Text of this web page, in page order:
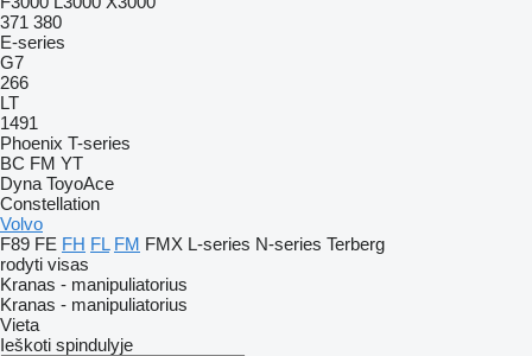
371 380
E-series
G7
266
LT
1491
Phoenix T-series
BC FM YT
Dyna ToyoAce
Constellation
Volvo
F89 FE FH FL FM FMX L-series N-series Terberg
rodyti visas
Kranas - manipuliatorius
Kranas - manipuliatorius
Vieta
Ieškoti spindulyje